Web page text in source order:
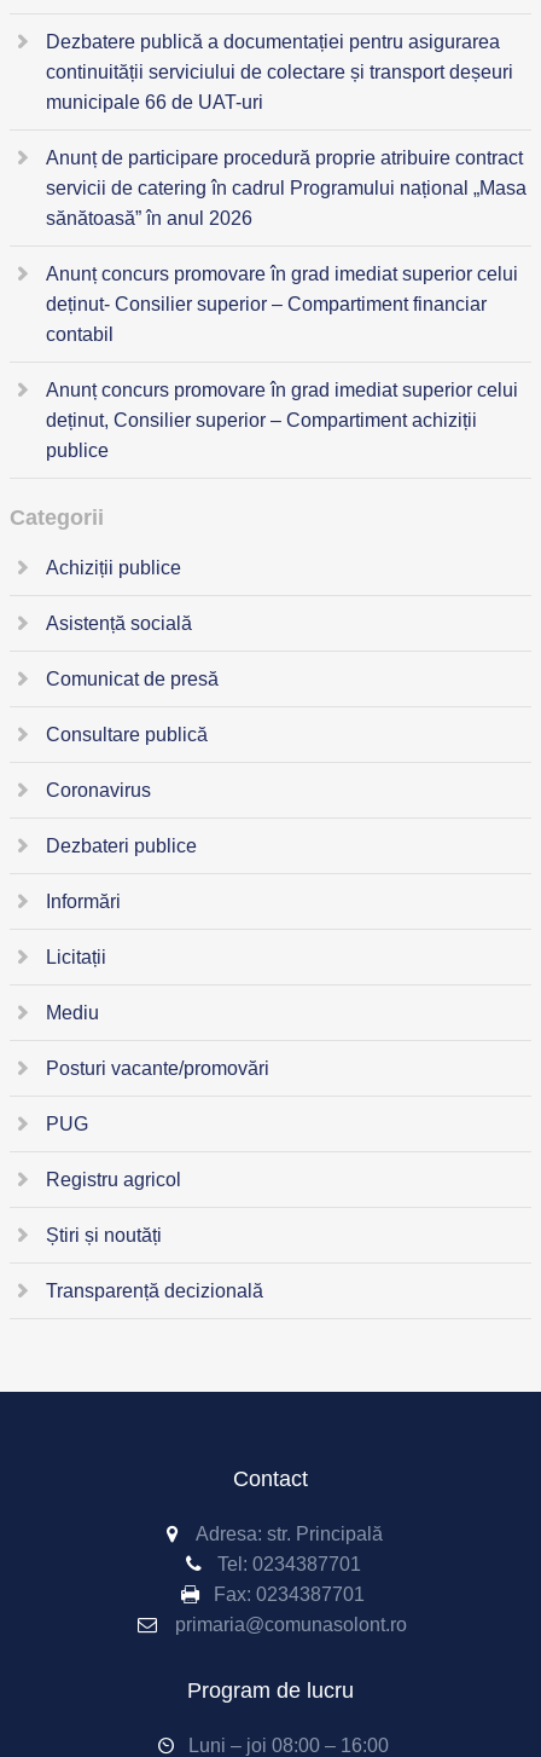
Dezbatere publică a documentației pentru asigurarea
continuității serviciului de colectare și transport deșeuri
municipale 66 de UAT-uri
Anunț de participare procedură proprie atribuire contract
servicii de catering în cadrul Programului național „Masa
sănătoasă” în anul 2026
Anunț concurs promovare în grad imediat superior celui
deținut- Consilier superior – Compartiment financiar
contabil
Anunț concurs promovare în grad imediat superior celui
deținut, Consilier superior – Compartiment achiziții
publice
Categorii
Achiziții publice
Asistență socială
Comunicat de presă
Consultare publică
Coronavirus
Dezbateri publice
Informări
Licitații
Mediu
Posturi vacante/promovări
PUG
Registru agricol
Știri și noutăți
Transparență decizională
Contact
Adresa: str. Principală
Tel: 0234387701
Fax: 0234387701
primaria@comunasolont.ro
Program de lucru
Luni – joi 08:00 – 16:00